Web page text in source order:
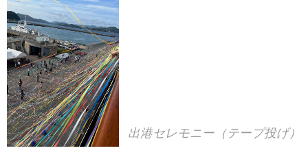
出港セレモニー（テープ投げ）